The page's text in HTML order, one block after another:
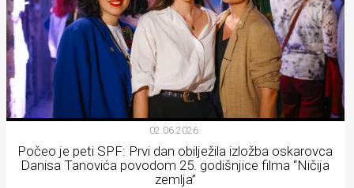
02.06.2026.
Počeo je peti SPF: Prvi dan obilježila izložba oskarovca
Danisa Tanovića povodom 25. godišnjice filma “Ničija
zemlja”